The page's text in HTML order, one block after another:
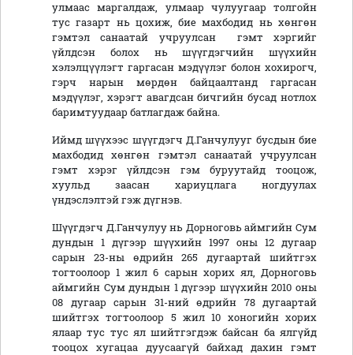
улмаас маргалдаж, улмаар чулуугаар толгойн
тус газарт нь цохиж, бие махбодид нь хөнгөн
гэмтэл санаатай учруулсан гэмт хэргийг
үйлдсэн болох нь шүүгдэгчийн шүүхийн
хэлэлцүүлэгт гаргасан мэдүүлэг болон хохирогч,
гэрч нарын мөрдөн байцаалтанд гаргасан
мэдүүлэг, хэрэгт авагдсан бичгийн бусад нотлох
баримтуудаар батлагдаж байна.
Иймд шүүхээс шүүгдэгч Д.Ганчулууг бусдын бие
махбодид хөнгөн гэмтэл санаатай учруулсан
гэмт хэрэг үйлдсэн гэм буруутайд тооцож,
хуульд заасан хариуцлага ногдуулах
үндэслэлтэй гэж дүгнэв.
Шүүгдэгч Д.Ганчулуу нь Дорноговь аймгийн Сум
дундын 1 дүгээр шүүхийн 1997 оны 12 дугаар
сарын 23-ны өдрийн 265 дугаартай шийтгэх
тогтоолоор 1 жил 6 сарын хорих ял, Дорноговь
аймгийн Сум дундын 1 дүгээр шүүхийн 2010 оны
08 дугаар сарын 31-ний өдрийн 78 дугаартай
шийтгэх тогтоолоор 5 жил 10 хоногийн хорих
ялаар тус тус ял шийтгэгдэж байсан ба ялгүйд
тооцох хугацаа дуусаагүй байхад дахин гэмт